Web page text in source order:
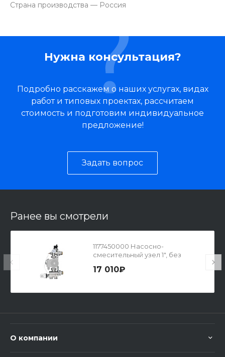
Страна производства — Россия
Нужна консультация?
Подробно расскажем о наших услугах, видах
работ и типовых проектах, рассчитаем
стоимость и подготовим индивидуальное
предложение!
Задать вопрос
Ранее вы смотрели
1177450000 Насосно-
смесительный узел 1", без
17 010₽
О компании